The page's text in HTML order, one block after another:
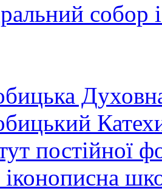
собор
постійної
іконописна